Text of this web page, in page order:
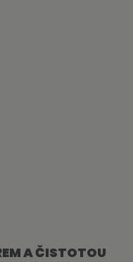
A ČISTOTOU